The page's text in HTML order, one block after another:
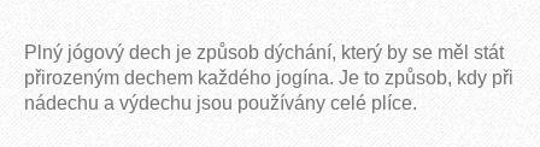
Plný jógový dech je způsob dýchání, který by se měl stát
přirozeným dechem každého jogína. Je to způsob, kdy při
nádechu a výdechu jsou používány celé plíce.